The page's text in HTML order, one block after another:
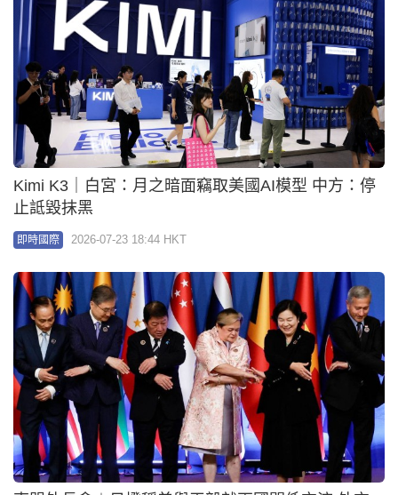
部否認安排會晤
即時中國 2026-07-23 13:29 HKT
東盟外長會議︱中美外長商習近平9月訪美 王毅：排
除干擾籌備下階段高層交往
大國外交 2026-07-23 08:19 HKT